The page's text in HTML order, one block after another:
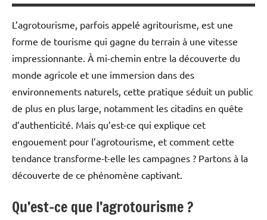
L’agrotourisme, parfois appelé agritourisme, est une
forme de tourisme qui gagne du terrain à une vitesse
impressionnante. À mi-chemin entre la découverte du
monde agricole et une immersion dans des
environnements naturels, cette pratique séduit un public
de plus en plus large, notamment les citadins en quête
d’authenticité. Mais qu’est-ce qui explique cet
engouement pour l’agrotourisme, et comment cette
tendance transforme-t-elle les campagnes ? Partons à la
découverte de ce phénomène captivant.
Qu’est-ce que l’agrotourisme ?